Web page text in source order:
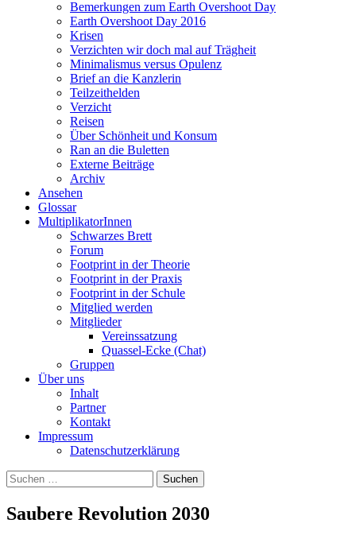
Bemerkungen zum Earth Overshoot Day
Earth Overshoot Day 2016
Krisen
Verzichten wir doch mal auf Trägheit
Minimalismus versus Opulenz
Brief an die Kanzlerin
Teilzeithelden
Verzicht
Reisen
Über Schönheit und Konsum
Ran an die Buletten
Externe Beiträge
Archiv
Ansehen
Glossar
MultiplikatorInnen
Schwarzes Brett
Forum
Footprint in der Theorie
Footprint in der Praxis
Footprint in der Schule
Mitglied werden
Mitglieder
Vereinssatzung
Quassel-Ecke (Chat)
Gruppen
Über uns
Inhalt
Partner
Kontakt
Impressum
Datenschutzerklärung
Suchen
nach:
Saubere Revolution 2030